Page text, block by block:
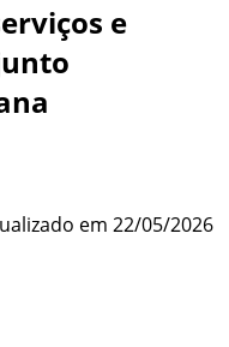
e
em 22/05/2026